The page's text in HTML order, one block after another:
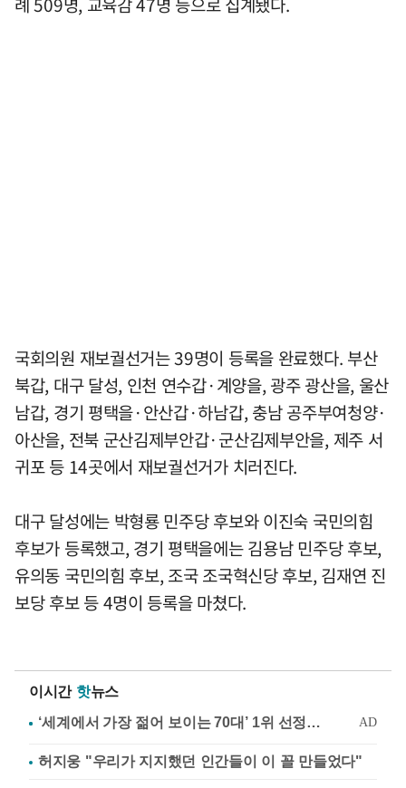
국회의원 재보궐선거는 39명이 등록을 완료했다. 부산
북갑, 대구 달성, 인천 연수갑·계양을, 광주 광산을, 울산
남갑, 경기 평택을·안산갑·하남갑, 충남 공주부여청양·
아산을, 전북 군산김제부안갑·군산김제부안을, 제주 서
귀포 등 14곳에서 재보궐선거가 치러진다.
대구 달성에는 박형룡 민주당 후보와 이진숙 국민의힘
후보가 등록했고, 경기 평택을에는 김용남 민주당 후보,
유의동 국민의힘 후보, 조국 조국혁신당 후보, 김재연 진
보당 후보 등 4명이 등록을 마쳤다.
이시간 핫뉴스
허지웅 "우리가 지지했던 인간들이 이 꼴 만들었다"